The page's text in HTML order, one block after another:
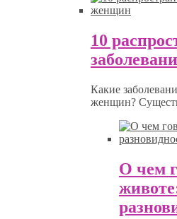
10
Какие
женщин?
О чем